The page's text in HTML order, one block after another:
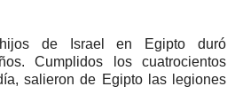
de Israel en Egipto duró
Cumplidos los cuatrocientos
salieron de Egipto las legiones